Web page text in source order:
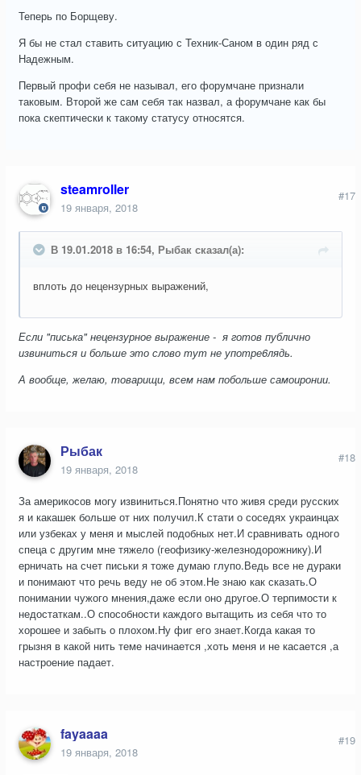
Теперь по Борщеву.
Я бы не стал ставить ситуацию с Техник-Саном в один ряд с
Надежным.
Первый профи себя не называл, его форумчане признали
таковым. Второй же сам себя так назвал, а форумчане как бы
пока скептически к такому статусу относятся.
steamroller
19 января, 2018
#17
В 19.01.2018 в 16:54, Рыбак сказал(а):
вплоть до нецензурных выражений,
Если "писька" нецензурное выражение - я готов публично
извиниться и больше это слово тут не употре6лядь.
А вообще, желаю, товарищи, всем нам побольше самоиронии.
Рыбак
19 января, 2018
#18
За америкосов могу извиниться.Понятно что живя среди русских
я и какашек больше от них получил.К стати о соседях украинцах
или узбеках у меня и мыслей подобных нет.И сравнивать одного
спеца с другим мне тяжело (геофизику-железнодорожнику).И
ерничать на счет письки я тоже думаю глупо.Ведь все не дураки
и понимают что речь веду не об этом.Не знаю как сказать.О
понимании чужого мнения,даже если оно другое.О терпимости к
недостаткам..О способности каждого вытащить из себя что то
хорошее и забыть о плохом.Ну фиг его знает.Когда какая то
грызня в какой нить теме начинается ,хоть меня и не касается ,а
настроение падает.
fayaaaa
19 января, 2018
#19